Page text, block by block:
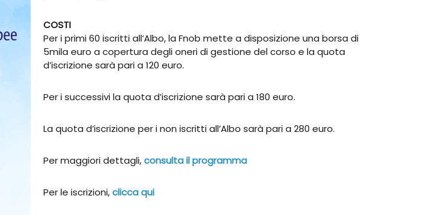
COSTI
Per i primi 60 iscritti all’Albo, la Fnob mette a disposizione una borsa di
5mila euro a copertura degli oneri di gestione del corso e la quota
d’iscrizione sarà pari a 120 euro.
Per i successivi la quota d’iscrizione sarà pari a 180 euro.
La quota d’iscrizione per i non iscritti all’Albo sarà pari a 280 euro.
Per maggiori dettagli,consulta il programma
Per le iscrizioni,clicca qui